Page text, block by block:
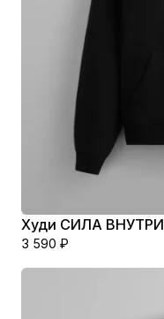
Худи СИЛА ВНУТРИ
3 590 ₽